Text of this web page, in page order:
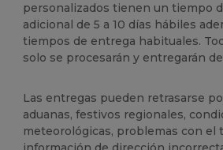
personalizados tienen un tiempo
adicional de 5 a 10 días hábiles
tiempos de entrega habituales.
solo se procesarán y entregarán
Las entregas pueden retrasarse
aduanas, festivos regionales,
meteorológicas, problemas con el